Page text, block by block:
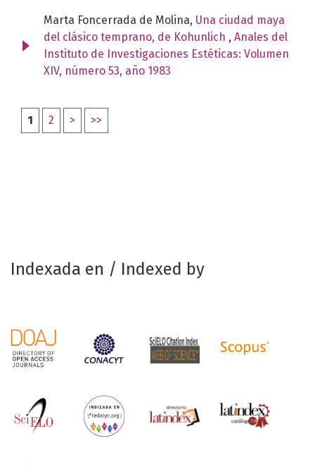
Marta Foncerrada de Molina, Una ciudad maya
del clásico temprano, de Kohunlich , Anales del
Instituto de Investigaciones Estéticas: Volumen
XIV, número 53, año 1983
1 2 > >>
Indexada en / Indexed by